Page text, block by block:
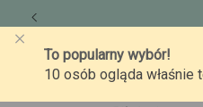
O marceJakośćPomoc